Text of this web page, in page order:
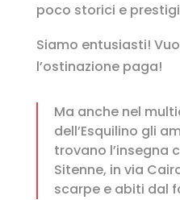
poco storici e
Siamo entusiasti!
l’ostinazione paga!
Ma anche nel
dell’Esquilino gli
trovano l’insegna
Sitenne, in via
scarpe e abiti dal